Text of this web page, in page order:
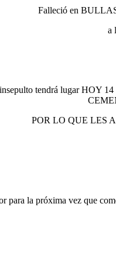
Falleció en
a
insepulto tendrá lugar
POR LO QUE LES
para la próxima vez que